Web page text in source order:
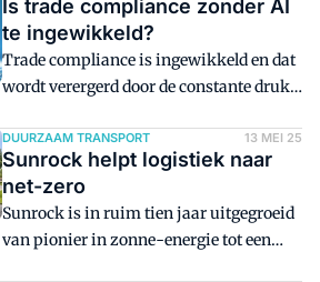
Is trade compliance zonder AI
te ingewikkeld?
Trade compliance is ingewikkeld en dat
wordt verergerd door de constante druk
geopolitieke risico's. Compliance-
professionals zoeken manieren om de
toegenomen complexiteit aan te
kunnen. Nu het gebruik van artificial
intelligence toeneemt, ontstaat er een
DUURZAAM TRANSPORT 13 MEI 25
Sunrock helpt logistiek naar
net-zero
Sunrock is in ruim tien jaar uitgegroeid
van pionier in zonne-energie tot een